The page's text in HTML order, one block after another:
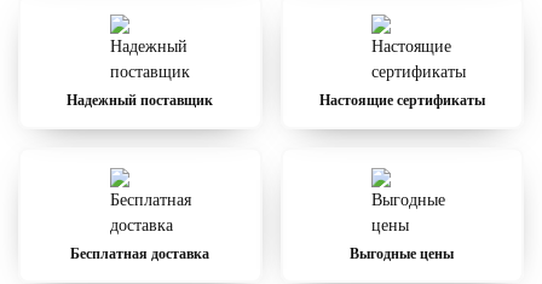
Надежный поставщик Настоящие сертификаты
Бесплатная доставка Выгодные цены